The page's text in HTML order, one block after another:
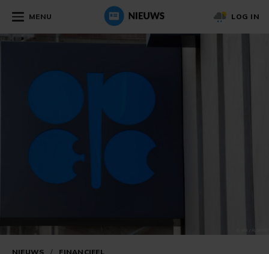
MENU LOG IN
NIEUWS / FINANCIEEL